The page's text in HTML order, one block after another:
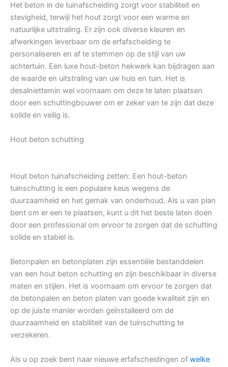
Het beton in de tuinafscheiding zorgt voor stabiliteit en
stevigheid, terwijl het hout zorgt voor een warme en
natuurlijke uitstraling. Er zijn ook diverse kleuren en
afwerkingen leverbaar om de erfafscheiding te
personaliseren en af te stemmen op de stijl van uw
achtertuin. Een luxe hout-beton hekwerk kan bijdragen aan
de waarde en uitstraling van uw huis en tuin. Het is
desalniettemin wel voornaam om deze te laten plaatsen
door een schuttingbouwer om er zeker van te zijn dat deze
solide en veilig is.
Hout beton schutting
Hout beton tuinafscheiding zetten: Een hout-beton
tuinschutting is een populaire keus wegens de
duurzaamheid en het gemak van onderhoud. Als u van plan
bent om er een te plaatsen, kunt u dit het beste laten doen
door een professional om ervoor te zorgen dat de schutting
solide en stabiel is.
Betonpalen en betonplaten zijn essentiële bestanddelen
van een hout beton schutting en zijn beschikbaar in diverse
maten en stijlen. Het is voornaam om ervoor te zorgen dat
de betonpalen en beton platen van goede kwaliteit zijn en
op de juiste manier worden geïnstalleerd om de
duurzaamheid en stabiliteit van de tuinschutting te
verzekeren.
Als u op zoek bent naar nieuwe erfafscheidingen of welke